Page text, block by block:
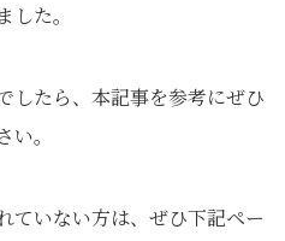
た。
したら、本記事を参考にぜひ
。
ていない方は、ぜひ下記ペー